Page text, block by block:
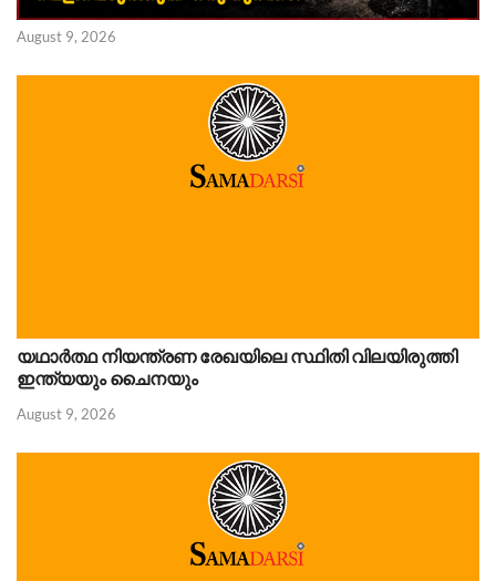
August 9, 2026
യഥാർത്ഥ നിയന്ത്രണ രേഖയിലെ സ്ഥിതി വിലയിരുത്തി
ഇന്ത്യയും ചൈനയും
August 9, 2026